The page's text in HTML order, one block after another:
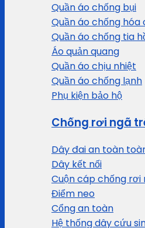
Quần áo chống bụi
Quần áo chống hóa
Quần áo chống tia
Áo quản quang
Quần áo chịu nhiệt
Quần áo chống lạnh
Phụ kiện bảo hộ
Chống rơi ngã
Dây đai an toàn
Dây kết nối
Cuộn cáp chống
Điểm neo
Cổng an toàn
Hệ thống dây cứu